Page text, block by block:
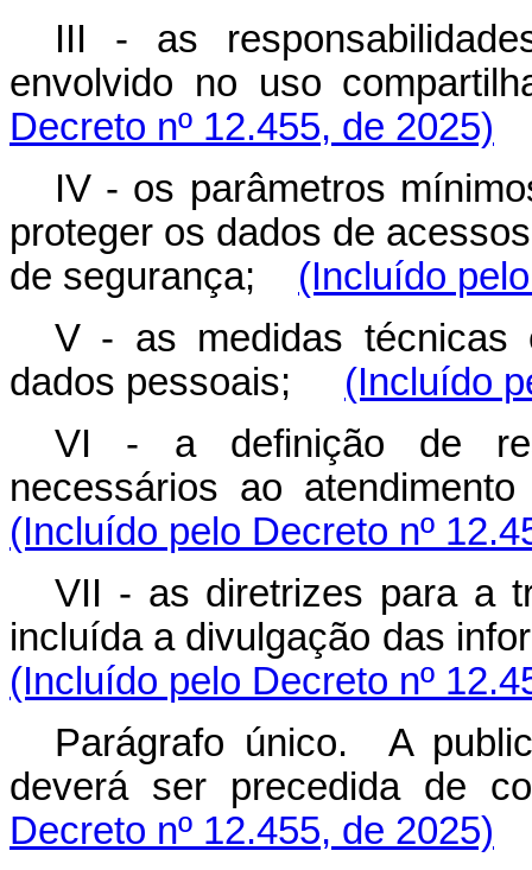
III - as
envolvido no uso
Decreto nº 12.455, de 2025)
IV - os parâmetros
proteger os dados de
de segurança; (Incluído
V - as medidas técnicas
dados pessoais; (Incluído
VI - a definição de
necessários ao
(Incluído pelo Decreto nº
VII - as diretrizes para a
incluída a divulgação das
(Incluído pelo Decreto nº
Parágrafo único. A
deverá ser precedida
Decreto nº 12.455, de 2025)